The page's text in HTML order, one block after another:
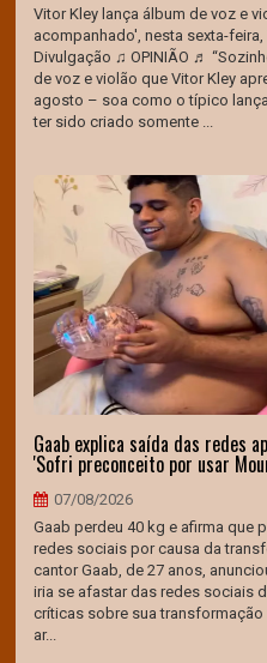
Vitor Kley lança álbum de voz e
acompanhado', nesta sexta-
Divulgação ♫ OPINIÃO ♬
de voz e violão que Vitor Kley
agosto – soa como o típico
ter sido criado somente ...
Gaab explica saída das redes
'Sofri preconceito por usar
07/08/2026
Gaab perdeu 40 kg e afirma que
redes sociais por causa da
cantor Gaab, de 27 anos,
iria se afastar das redes sociais
críticas sobre sua
ar...